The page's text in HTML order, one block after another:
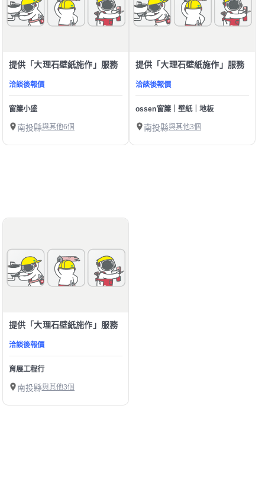
提供「大理石壁紙施作」服務
洽談後報價
窗簾小盛
南投縣與其他6個
提供「大理石壁紙施作」服務
洽談後報價
ossen窗簾｜壁紙｜地板
南投縣與其他3個
提供「大理石壁紙施作」服務
洽談後報價
育展工程行
南投縣與其他3個